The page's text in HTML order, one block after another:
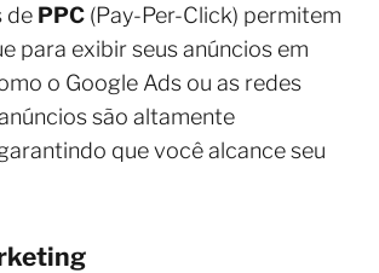
de PPC (Pay-Per-Click) permitem
para exibir seus anúncios em
o Google Ads ou as redes
são altamente
que você alcance seu